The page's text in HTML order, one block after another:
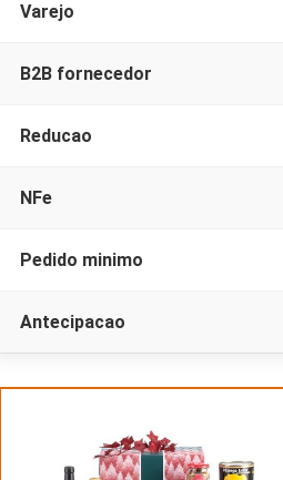
Varejo
B2B fornecedor
Reducao
NFe
Pedido minimo
Antecipacao